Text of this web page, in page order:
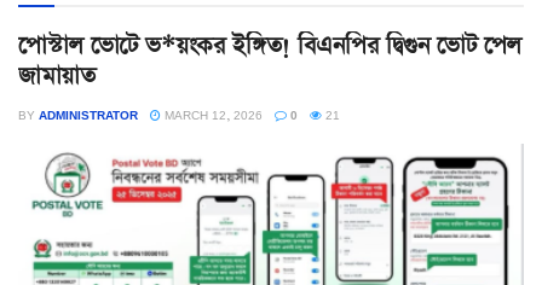
পোস্টাল ভোটে ভ*য়ংকর ইঙ্গিত! বিএনপির দ্বিগুন ভোট পেল
জামায়াত
BY ADMINISTRATOR MARCH 12, 2026 0 21